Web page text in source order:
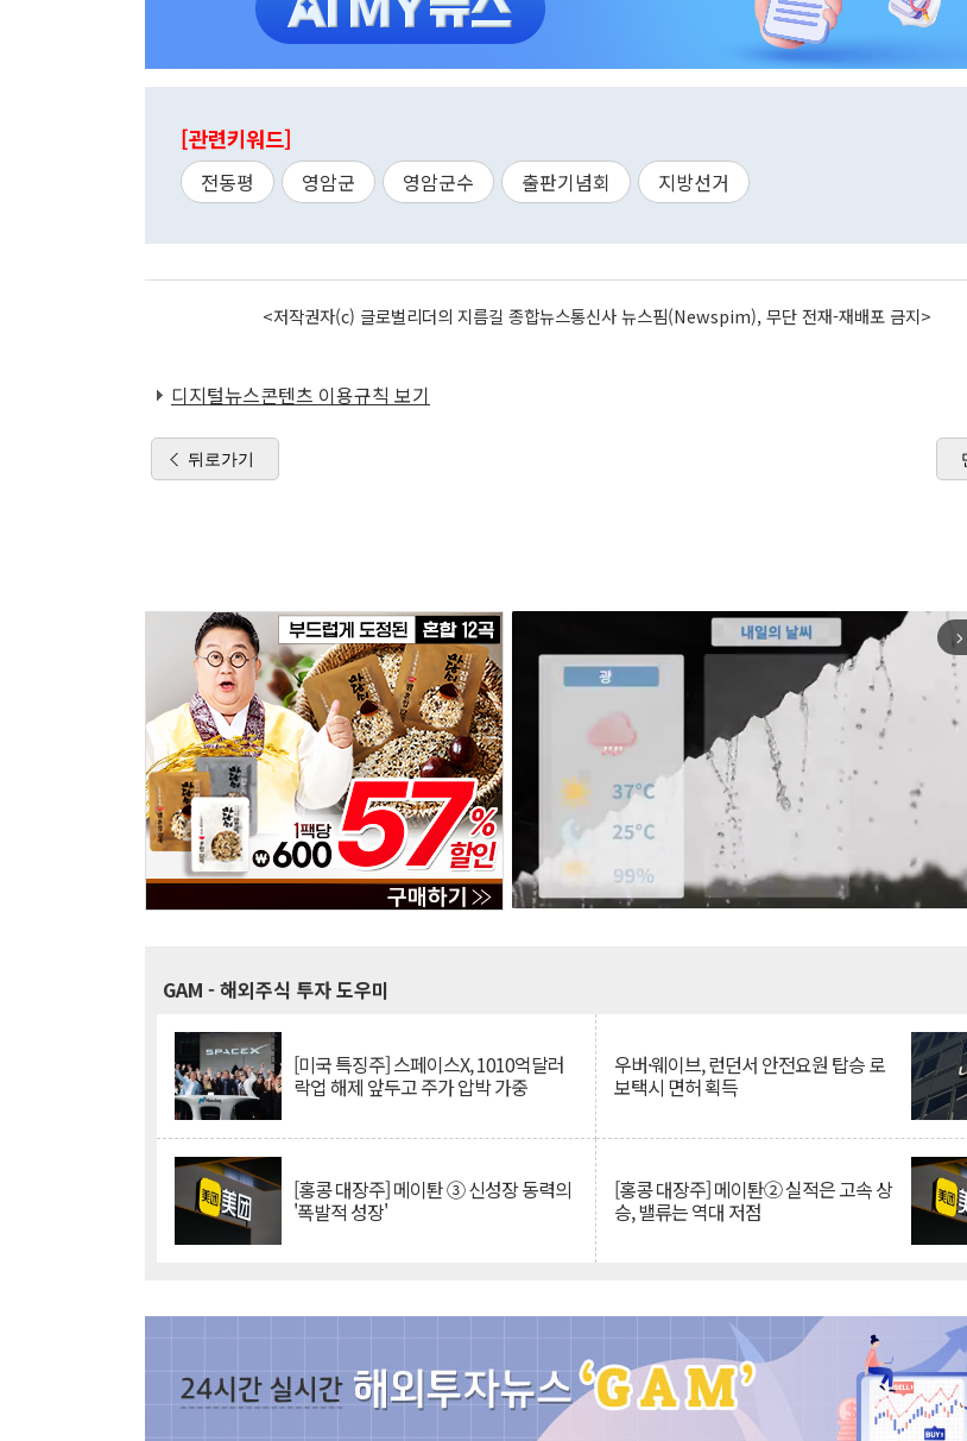
[관련키워드]
전동평 영암군 영암군수 출판기념회 지방선거
<저작권자(c) 글로벌리더의 지름길 종합뉴스통신사 뉴스핌(Newspim), 무단 전재-재배포 금지>
디지털뉴스콘텐츠 이용규칙 보기
뒤로가기
arrow_forward_ios
GAM - 해외주식 투자 도우미
[미국 특징주] 스페이스X, 1010억달러
락업 해제 앞두고 주가 압박 가중
우버·웨이브, 런던서 안전요원 탑승 로
보택시 면허 획득
[홍콩 대장주] 메이퇀 ③ 신성장 동력의
'폭발적 성장'
[홍콩 대장주] 메이퇀② 실적은 고속 상
승, 밸류는 역대 저점